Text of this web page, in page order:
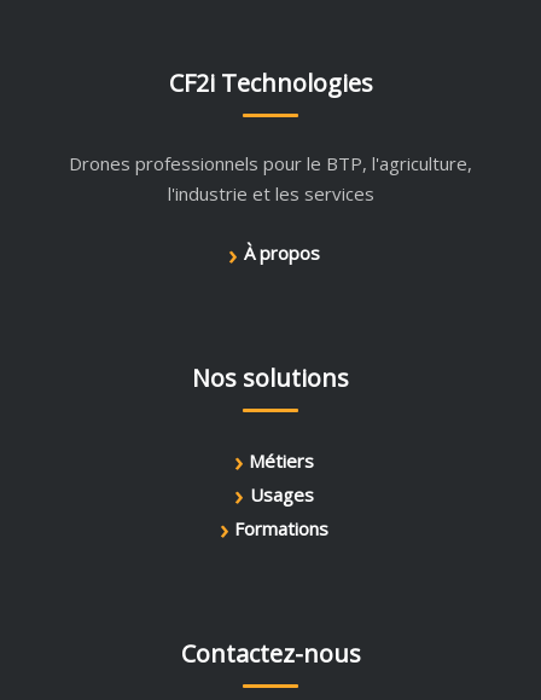
CF2i Technologies
Drones professionnels pour le BTP, l'agriculture,
l'industrie et les services
› À propos
Nos solutions
› Métiers
› Usages
› Formations
Contactez-nous